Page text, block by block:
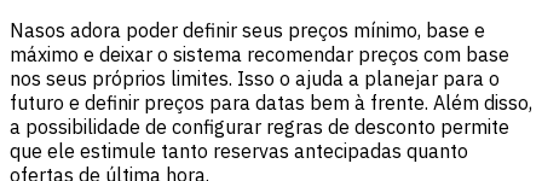
Nasos adora poder definir seus preços mínimo, base e
máximo e deixar o sistema recomendar preços com base
nos seus próprios limites. Isso o ajuda a planejar para o
futuro e definir preços para datas bem à frente. Além disso,
a possibilidade de configurar regras de desconto permite
que ele estimule tanto reservas antecipadas quanto
ofertas de última hora.